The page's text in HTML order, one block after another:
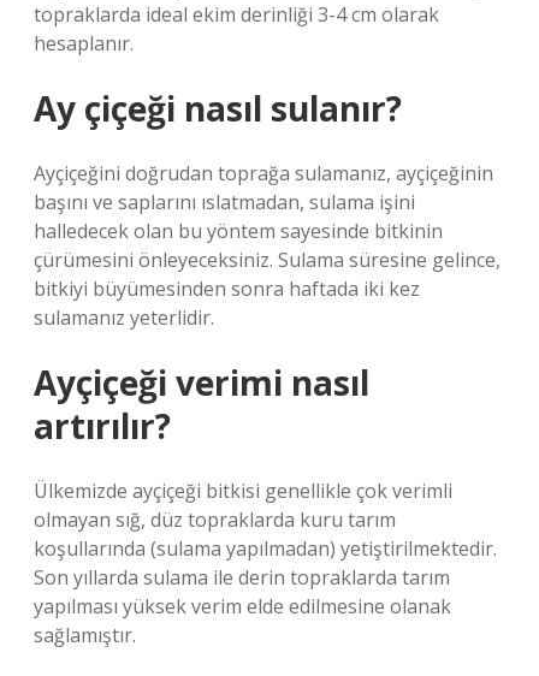
topraklarda ideal ekim derinliği 3-4 cm olarak
hesaplanır.
Ay çiçeği nasıl sulanır?
Ayçiçeğini doğrudan toprağa sulamanız, ayçiçeğinin
başını ve saplarını ıslatmadan, sulama işini
halledecek olan bu yöntem sayesinde bitkinin
çürümesini önleyeceksiniz. Sulama süresine gelince,
bitkiyi büyümesinden sonra haftada iki kez
sulamanız yeterlidir.
Ayçiçeği verimi nasıl
artırılır?
Ülkemizde ayçiçeği bitkisi genellikle çok verimli
olmayan sığ, düz topraklarda kuru tarım
koşullarında (sulama yapılmadan) yetiştirilmektedir.
Son yıllarda sulama ile derin topraklarda tarım
yapılması yüksek verim elde edilmesine olanak
sağlamıştır.